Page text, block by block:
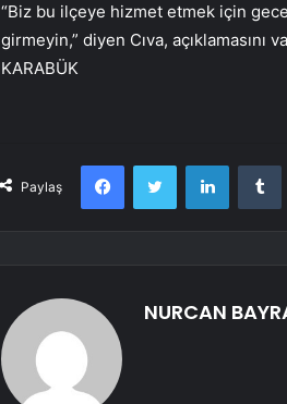
“Biz bu ilçeye hizmet etmek için
girmeyin,” diyen Cıva, açıklamasını
KARABÜK
Paylaş
FacebookTwitter LinkedIn
NURCAN